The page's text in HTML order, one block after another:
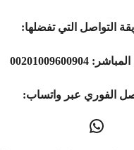
التواصل التي تفضلها:
المباشر: 00201009600904
الفوري عبر واتساب: